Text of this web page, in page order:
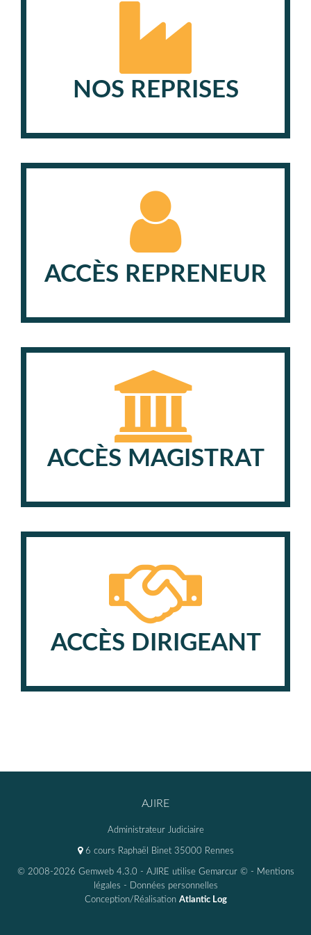
NOS REPRISES
ACCÈS REPRENEUR
ACCÈS MAGISTRAT
ACCÈS DIRIGEANT
AJIRE
Administrateur Judiciaire
6 cours Raphaël Binet 35000 Rennes
© 2008-2026 Gemweb 4.3.0 - AJIRE utilise Gemarcur © - Mentions
légales - Données personnelles
Conception/Réalisation Atlantic Log